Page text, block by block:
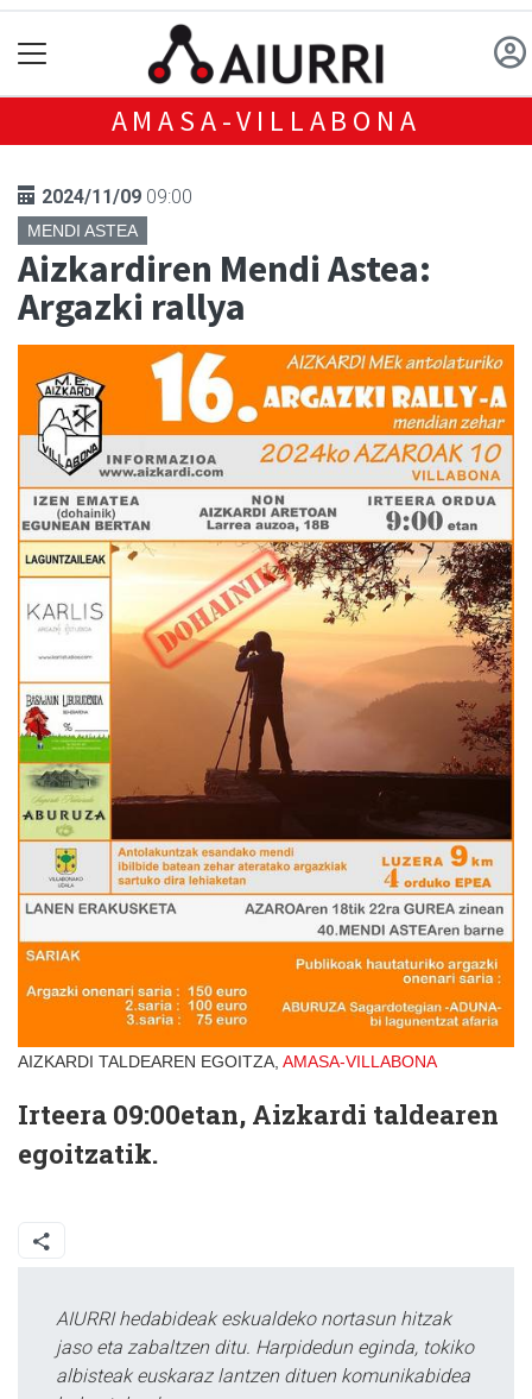
AMASA-VILLABONA
2024/11/09 09:00
MENDI ASTEA
Aizkardiren Mendi Astea:
Argazki rallya
AIZKARDI TALDEAREN EGOITZA, AMASA-VILLABONA
Irteera 09:00etan, Aizkardi taldearen
egoitzatik.
AIURRI hedabideak eskualdeko nortasun hitzak
jaso eta zabaltzen ditu. Harpidedun eginda, tokiko
albisteak euskaraz lantzen dituen komunikabidea